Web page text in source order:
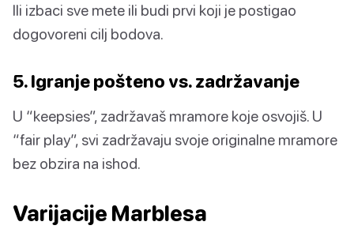
Ili izbaci sve mete ili budi prvi koji je postigao
dogovoreni cilj bodova.
5. Igranje pošteno vs. zadržavanje
U “keepsies”, zadržavaš mramore koje osvojiš. U
“fair play”, svi zadržavaju svoje originalne mramore
bez obzira na ishod.
Varijacije Marblesa